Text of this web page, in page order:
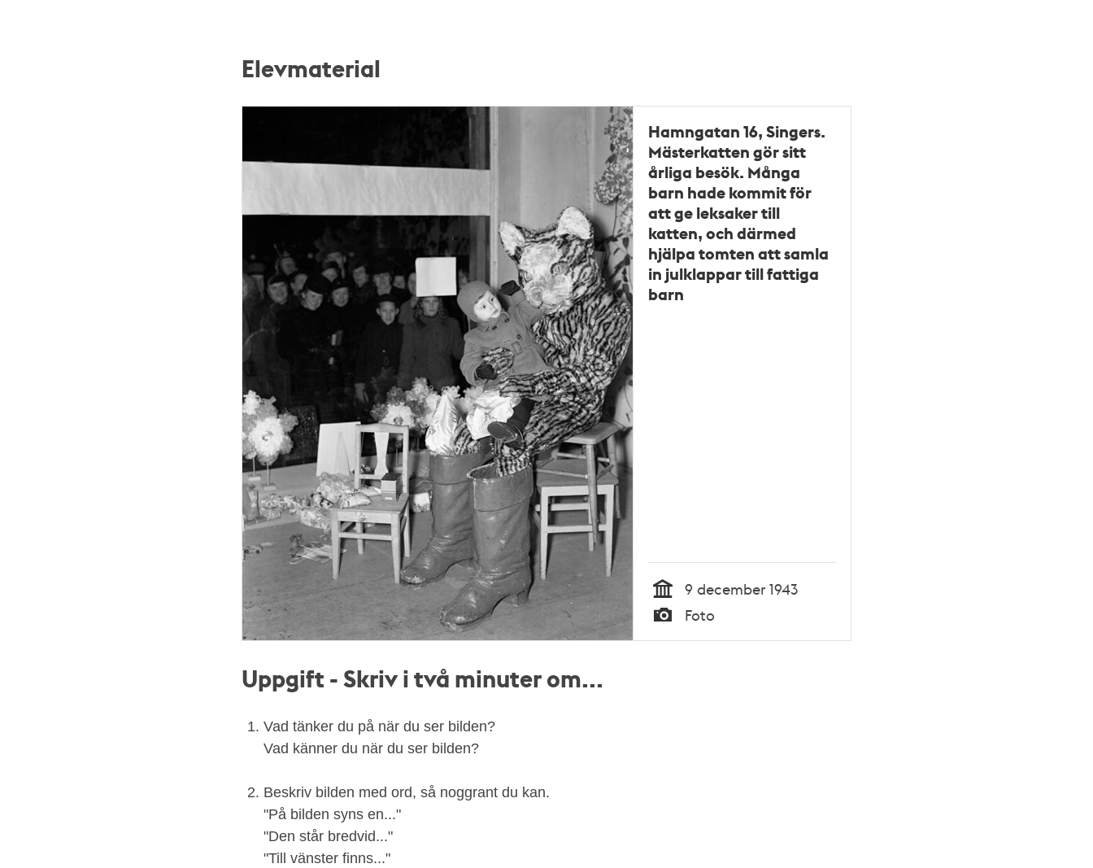
Elevmaterial
Hamngatan 16, Singers.
Mästerkatten gör sitt
årliga besök. Många
barn hade kommit för
att ge leksaker till
katten, och därmed
hjälpa tomten att samla
in julklappar till fattiga
barn
Tid
9 december 1943
Typ
Foto
Uppgift - Skriv i två minuter om...
Vad tänker du på när du ser bilden?
Vad känner du när du ser bilden?
Beskriv bilden med ord, så noggrant du kan.
"På bilden syns en..."
"Den står bredvid..."
"Till vänster finns..."